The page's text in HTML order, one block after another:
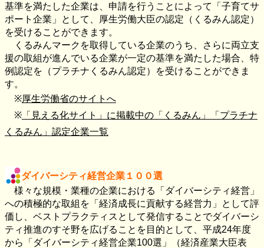
基準を満たした企業は、申請を行うことによって「子育てサ
ポート企業」として、厚生労働大臣の認定（くるみん認定）
を受けることができます。
くるみんマークを取得している企業のうち、さらに両立支
援の取組が進んでいる企業が一定の基準を満たした場合、特
例認定を（プラチナくるみん認定）を受けることができま
す。
※厚生労働省のサイトへ
※ 「見える化サイト」に掲載中の「くるみん」「プラチナ
くるみん」認定企業一覧
ダイバーシティ経営企業１００選
様々な規模・業種の企業における「ダイバーシティ経営」
への積極的な取組を「経済成長に貢献する経営力」として評
価し、ベストプラクティスとして発信することでダイバーシ
ティ推進のすそ野を広げることを目的として、平成24年度
から「ダイバーシティ経営企業100選」（経済産業大臣表